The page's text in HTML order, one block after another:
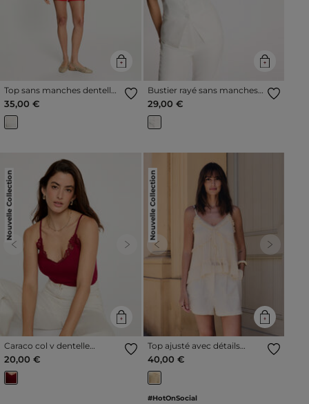
Top sans manches dentelle
blanc femme
35,00 €
Bustier rayé sans manches
blanc femme
29,00 €
Nouvelle Collection
Previous Next
Caraco col v dentelle
bordeaux femme
20,00 €
Nouvelle Collection
Previous Next
Top ajusté avec détails
creme femme
40,00 €
#HotOnSocial